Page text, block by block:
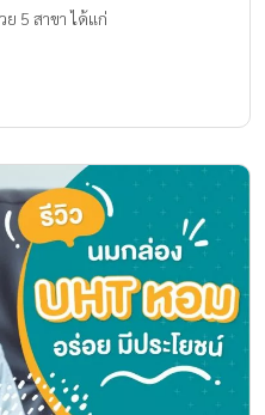
5 สาขา ได้แก่